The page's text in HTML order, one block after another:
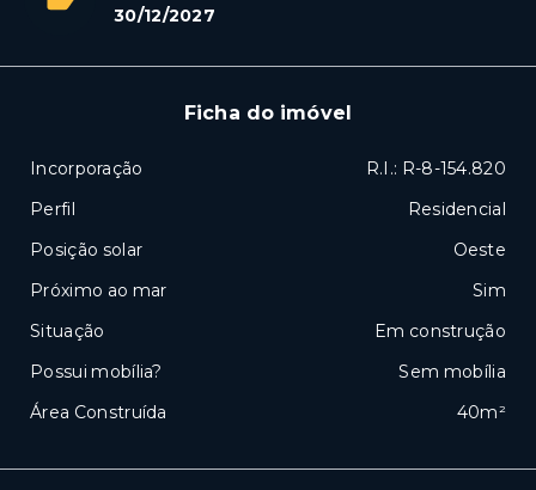
30/12/2027
Ficha do imóvel
Incorporação
R.I.: R-8-154.820
Perfil
Residencial
Posição solar
Oeste
Próximo ao mar
Sim
Situação
Em construção
Possui mobília?
Sem mobília
Área Construída
40m²